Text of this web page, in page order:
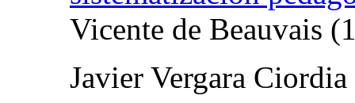
Vicente de Beauvais
Javier Vergara Ciordia